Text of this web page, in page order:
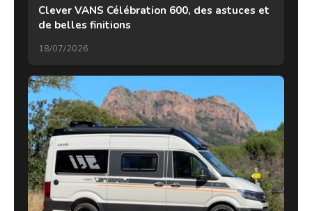
Clever VANS Célébration 600, des astuces et
de belles finitions
18/07/2026